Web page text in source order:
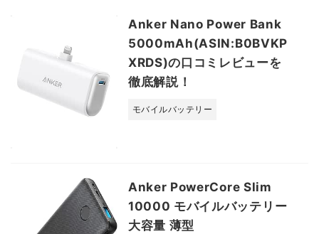
Anker Nano Power Bank
5000mAh(ASIN:B0BVKP
XRDS)の口コミレビューを
徹底解説！
モバイルバッテリー
Anker PowerCore Slim
10000 モバイルバッテリー
大容量 薄型